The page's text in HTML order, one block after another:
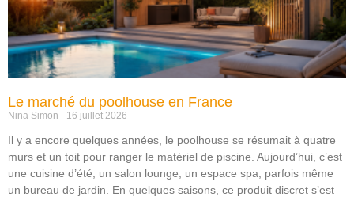
Le marché du poolhouse en France
Nina Simon 16 juillet 2026
Il y a encore quelques années, le poolhouse se résumait à quatre
murs et un toit pour ranger le matériel de piscine. Aujourd’hui, c’est
une cuisine d’été, un salon lounge, un espace spa, parfois même
un bureau de jardin. En quelques saisons, ce produit discret s’est